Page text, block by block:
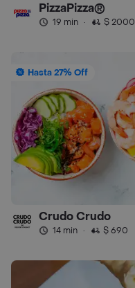
PizzaPizza®
19 min · $ 2000
Hasta 27% Off
Crudo Crudo
14 min · $ 690